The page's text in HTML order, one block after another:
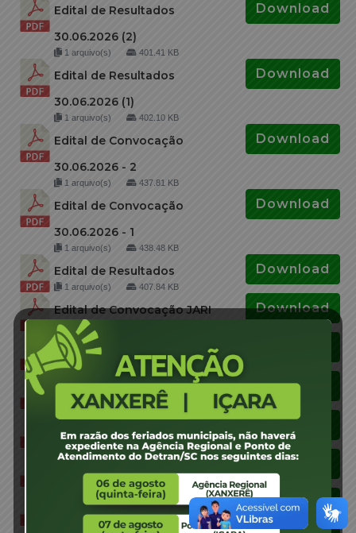
Edital de Resultados
30.06.2026 (2)
1 arquivo(s) 401.41 KB
Download
Edital de Resultados
30.06.2026 (1)
1 arquivo(s) 402.10 KB
Download
Edital de Convocação
30.06.2026 - 2
1 arquivo(s) 437.81 KB
Download
Edital de Convocação
30.06.2026 - 1
1 arquivo(s) 438.48 KB
Download
Edital de Resultados
1 arquivo(s) 407.84 KB
Download
Edital de Convocação JARI
1 arquivo(s)
Download
Atas 87 e 88
1 arquivo(s) 1.77 MB
Edital de Convocação JARI
1 arquivo(s) 967.21 KB
Download
1 arquivo(s) 2.65 MB
Edital de Convocação JARI
1 arquivo(s) 1.38 MB
Download
Atas 82 e 83
1 arquivo(s) 1.94 MB
Download